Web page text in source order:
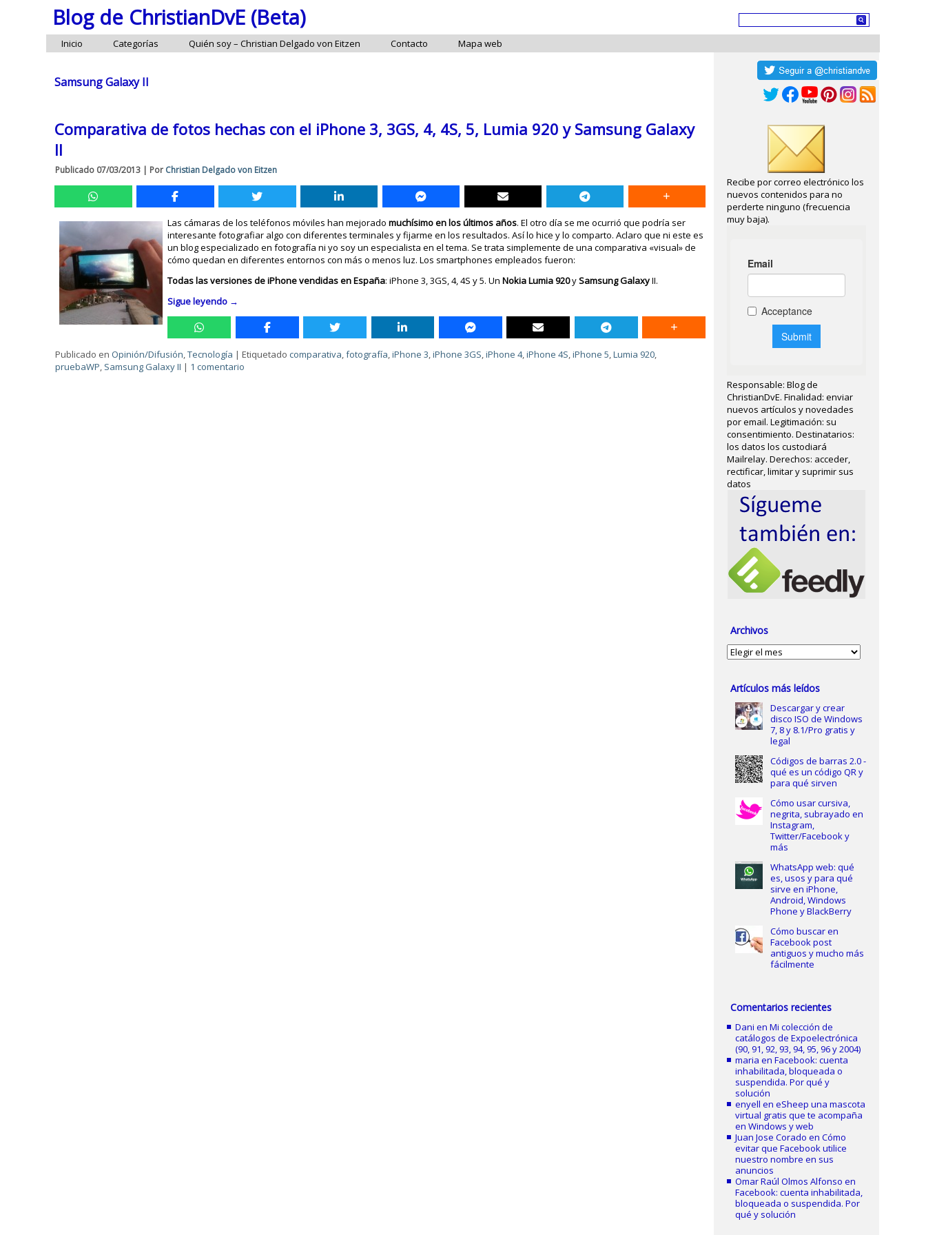
Blog de ChristianDvE (Beta)
Inicio Categorías Quién soy – Christian Delgado von Eitzen Contacto Mapa web
Samsung Galaxy II
Comparativa de fotos hechas con el iPhone 3, 3GS, 4, 4S, 5, Lumia 920 y Samsung Galaxy
II
Publicado 07/03/2013 | Por Christian Delgado von Eitzen
Las cámaras de los teléfonos móviles han mejoradomuchísimo en los últimos años. El otro día se me ocurrió que podría ser
interesante fotografiar algo con diferentes terminales y fijarme en los resultados. Así lo hice y lo comparto. Aclaro que ni este es
un blog especializado en fotografía ni yo soy un especialista en el tema. Se trata simplemente de una comparativa «visual» de
cómo quedan en diferentes entornos con más o menos luz. Los smartphones empleados fueron:
Todas las versiones de iPhone vendidas en España: iPhone 3, 3GS, 4, 4S y 5. UnNokia Lumia 920ySamsung GalaxyII.
Sigue leyendo →
Publicado en Opinión/Difusión,Tecnología |Etiquetado comparativa,fotografía,iPhone 3,iPhone 3GS,iPhone 4,iPhone 4S,iPhone 5,Lumia 920,
pruebaWP, Samsung Galaxy II | 1 comentario
Recibe por correo electrónico los
nuevos contenidos para no
perderte ninguno (frecuencia
muy baja).
Responsable: Blog de
ChristianDvE. Finalidad: enviar
nuevos artículos y novedades
por email. Legitimación: su
consentimiento. Destinatarios:
los datos los custodiará
Mailrelay. Derechos: acceder,
rectificar, limitar y suprimir sus
datos
Archivos
Archivos
Artículos más leídos
Descargar y crear
disco ISO de Windows
7, 8 y 8.1/Pro gratis y
legal
Códigos de barras 2.0 -
qué es un código QR y
para qué sirven
Cómo usar cursiva,
negrita, subrayado en
Instagram,
Twitter/Facebook y
más
WhatsApp web: qué
es, usos y para qué
sirve en iPhone,
Android, Windows
Phone y BlackBerry
Cómo buscar en
Facebook post
antiguos y mucho más
fácilmente
Comentarios recientes
Dani enMi colección de
catálogos de Expoelectrónica
(90, 91, 92, 93, 94, 95, 96 y 2004)
maria enFacebook: cuenta
inhabilitada, bloqueada o
suspendida. Por qué y
solución
enyell eneSheep una mascota
virtual gratis que te acompaña
en Windows y web
Juan Jose Corado enCómo
evitar que Facebook utilice
nuestro nombre en sus
anuncios
Omar Raúl Olmos Alfonso en
Facebook: cuenta inhabilitada,
bloqueada o suspendida. Por
qué y solución